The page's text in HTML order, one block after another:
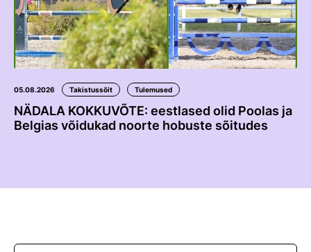
05.08.2026 Takistussõit Tulemused
NÄDALA KOKKUVÕTE: eestlased olid Poolas ja
Belgias võidukad noorte hobuste sõitudes